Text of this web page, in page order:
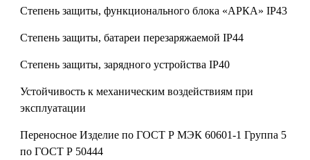
Степень защиты, функционального блока «АРКА»IP43
Степень защиты, батареи перезаряжаемойIP44
Степень защиты, зарядного устройстваIP40
Устойчивость к механическим воздействиям при
эксплуатации
Переносное Изделие по ГОСТ Р МЭК 60601-1 Группа 5
по ГОСТ Р 50444